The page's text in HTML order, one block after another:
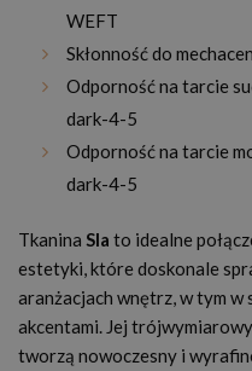
WEFT
Skłonność do
Odporność na tarcie
dark-4-5
Odporność na tarcie
dark-4-5
Tkanina Sla to idealne
estetyki, które doskonale
aranżacjach wnętrz, w tym w
akcentami. Jej
tworzą nowoczesny i